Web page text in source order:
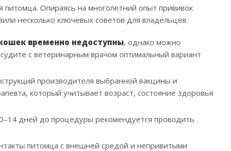
Опираясь на многолетний опыт прививок
несколько ключевых советов для владельцев:
временно недоступны, однако можно
с ветеринарным врачом оптимальный вариант
производителя выбранной вакцины и
который учитывает возраст, состояние здоровья
дней до процедуры рекомендуется проводить
питомца с внешней средой и непривитыми